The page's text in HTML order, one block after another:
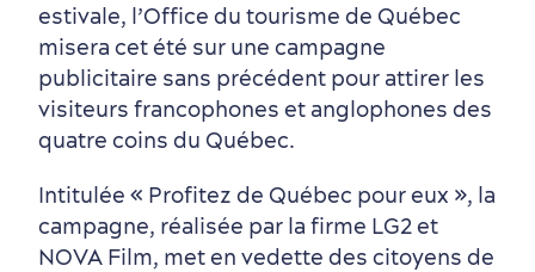
Vieux-Québec
Incontournables
7 expériences gourmandes
Où dormir?
Forfaits et rabais
estivale, l’Office du tourisme de Québec
misera cet été sur une campagne
publicitaire sans précédent pour attirer les
visiteurs francophones et anglophones des
quatre coins du Québec.
Intitulée « Profitez de Québec pour eux », la
campagne, réalisée par la firme LG2 et
NOVA Film, met en vedette des citoyens de